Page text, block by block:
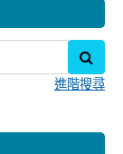
進階搜尋